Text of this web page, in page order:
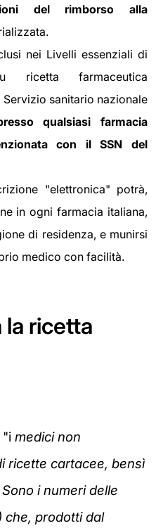
del rimborso alla
nei Livelli essenziali di
ricetta farmaceutica
sanitario nazionale
qualsiasi farmacia
con il SSN del
"elettronica" potrà,
in ogni farmacia italiana,
di residenza, e munirsi
medico con facilità.
la ricetta
"i medici non
ricette cartacee, bensì
i numeri delle
che, prodotti dal